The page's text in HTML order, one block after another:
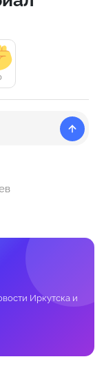
Иркутска и